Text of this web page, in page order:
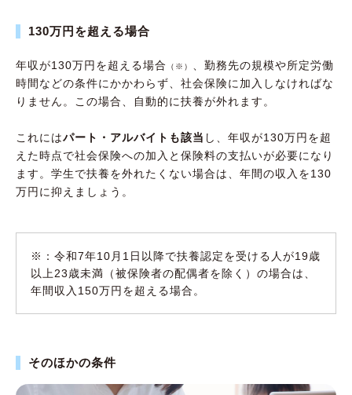
130万円を超える場合
年収が130万円を超える場合 （※）
、勤務先の規模や所定労働
時間などの条件にかかわらず、社会保険に加入しなければな
りません。この場合、自動的に扶養が外れます。
これにはパート・アルバイトも該当 し、年収が130万円を超
えた時点で社会保険への加入と保険料の支払いが必要になり
ます。学生で扶養を外れたくない場合は、年間の収入を130
万円に抑えましょう。
※：令和7年10月1日以降で扶養認定を受ける人が19歳
以上23歳未満（被保険者の配偶者を除く）の場合は、
年間収入150万円を超える場合。
そのほかの条件